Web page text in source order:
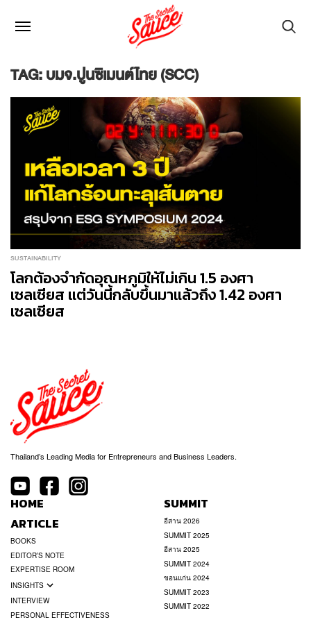
TAG: บมจ.ปูนซิเมนต์ไทย (SCC)
SUSTAINABILITY
โลกต้องจำกัดอุณหภูมิให้ไม่เกิน 1.5 องศา
เซลเซียส แต่วันนี้กลับขึ้นมาแล้วถึง 1.42 องศา
เซลเซียส
Thailand’s Leading Media for Entrepreneurs and Business Leaders.
HOME
ARTICLE
BOOKS
EDITOR’S NOTE
EXPERTISE ROOM
INSIGHTS
INTERVIEW
PERSONAL EFFECTIVENESS
SUMMIT
อีสาน 2026
SUMMIT 2025
อีสาน 2025
SUMMIT 2024
ขอนแก่น 2024
SUMMIT 2023
SUMMIT 2022